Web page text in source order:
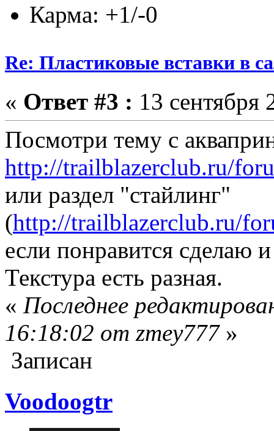
Карма: +1/-0
Re: Пластиковые вставки в
« Ответ #3 : 13 сентября
Посмотри тему с
http://trailblazerclub.ru/
или раздел "стайлинг"
(http://trailblazerclub.ru/
если понравится сделаю
Текстура есть разная.
« Последнее
16:18:02 от zmey777»
Записан
Voodoogtr